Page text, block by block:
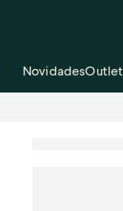
NovidadesOutlet